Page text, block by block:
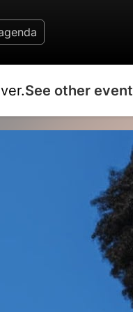
See other